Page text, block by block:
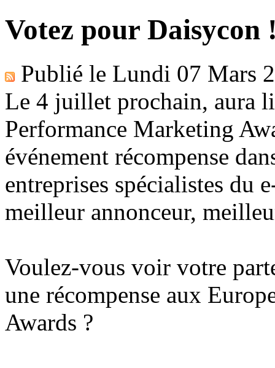
Votez pour Daisycon
Publié le Lundi 07 Mars
Le 4 juillet prochain, aura
Performance Marketing
événement récompense
entreprises spécialistes du
meilleur annonceur,
Voulez-vous voir votre
une récompense aux
Awards ?